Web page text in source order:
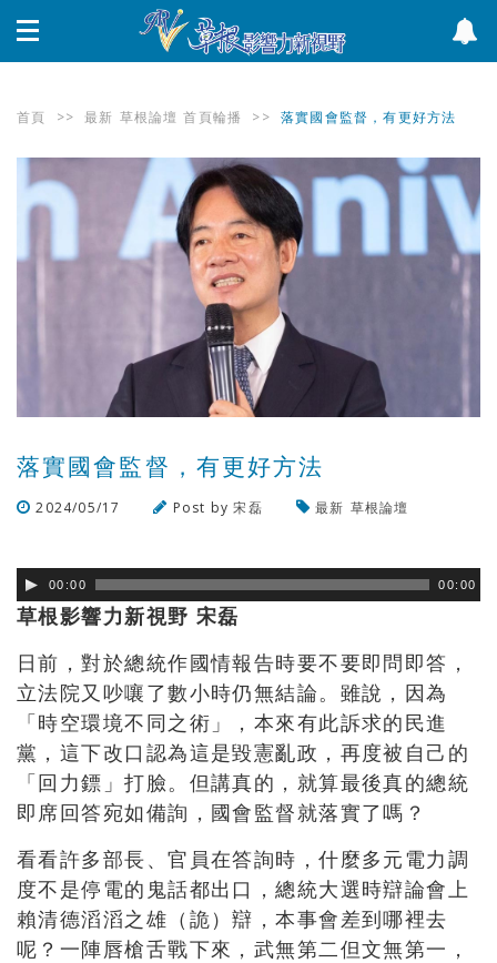
首頁 >> 最新 草根論壇 首頁輪播 >> 落實國會監督，有更好方法
落實國會監督，有更好方法
2024/05/17 Post by宋磊 最新 草根論壇
00:00 00:00
草根影響力新視野 宋磊
日前，對於總統作國情報告時要不要即問即答，
立法院又吵嚷了數小時仍無結論。雖說，因為
「時空環境不同之術」，本來有此訴求的民進
黨，這下改口認為這是毀憲亂政，再度被自己的
「回力鏢」打臉。但講真的，就算最後真的總統
即席回答宛如備詢，國會監督就落實了嗎？
看看許多部長、官員在答詢時，什麼多元電力調
度不是停電的鬼話都出口，總統大選時辯論會上
賴清德滔滔之雄（詭）辯，本事會差到哪裡去
呢？一陣唇槍舌戰下來，武無第二但文無第一，